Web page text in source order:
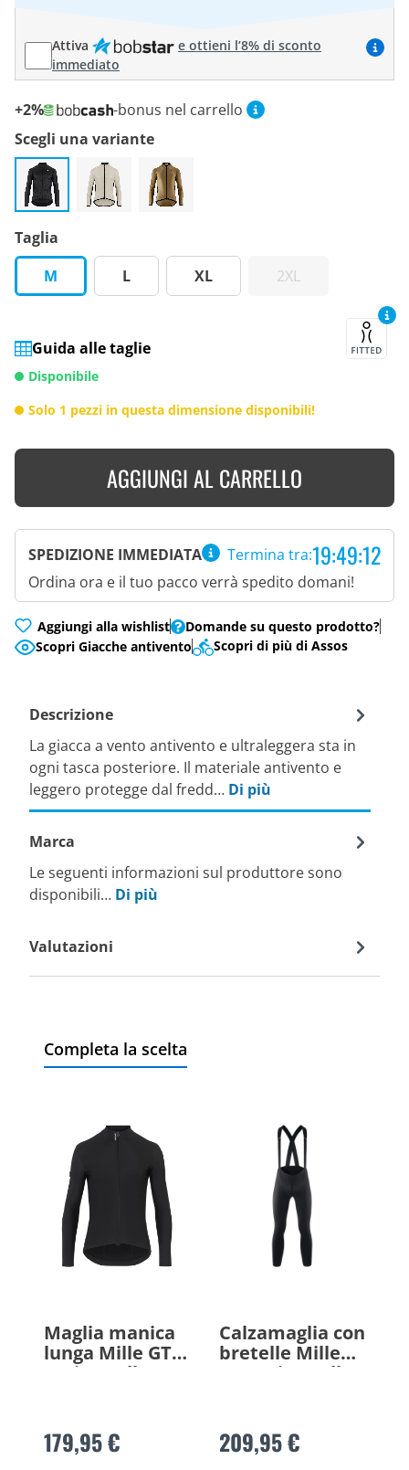
Attiva
e ottieni l’8% di sconto
immediato
+2%
-bonus nel carrello
Scegli una variante
Taglia
M
L XL 2XL
Guida alle taglie
Disponibile
Solo 1 pezzi in questa dimensione disponibili!
AGGIUNGI AL CARRELLO
SPEDIZIONE IMMEDIATA
Ordina ora e il tuo pacco verrà spedito domani!
Termina tra:19:49:11
Aggiungi alla wishlist
Domande su questo prodotto?
Scopri Giacche antivento
Scopri di più di Assos
Completa la scelta
Maglia manica
lunga Mille GT
Spring Fall C2
179,95 €
Calzamaglia con
bretelle Mille
GT Spring Fall
209,95 €
Descrizione
La giacca a vento antivento e ultraleggera sta in
ogni tasca posteriore. Il materiale antivento e
leggero protegge dal fredd… Di più
Marca
Le seguenti informazioni sul produttore sono
disponibili… Di più
Valutazioni